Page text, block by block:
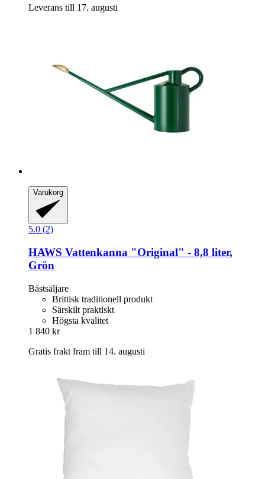
Leverans till 17. augusti
Varukorg
5.0 (2)
HAWS Vattenkanna "Original" -​ 8,8 liter,
Grön
Bästsäljare
Brittisk traditionell produkt
Särskilt praktiskt
Högsta kvalitet
1 840 kr
Gratis frakt fram till 14. augusti